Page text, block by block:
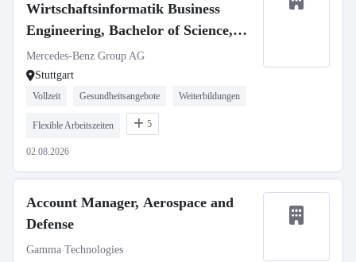
Wirtschaftsinformatik Business
Engineering, Bachelor of Science,
Mercedes-Benz Customer Solutions
GmbH, Stuttgart Vaihingen,
Studienbeginn 1. Oktober 2027
Mercedes-Benz Group AG
Stuttgart
Vollzeit Gesundheitsangebote Weiterbildungen
Flexible Arbeitszeiten 5
02.08.2026
Account Manager, Aerospace and
Defense
Gamma Technologies